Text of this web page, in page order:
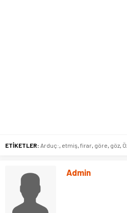
ETİKETLER: Arduç: etmiş firar göre göz
Admin